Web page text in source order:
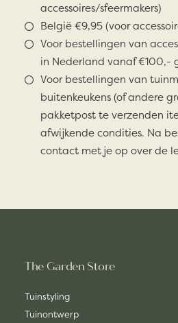
accessoires/sfeermakers)
België €9,95 (voor
Voor bestellingen van
in Nederland vanaf €100,-
Voor bestellingen van
buitenkeukens (of andere
pakketpost te verzenden
afwijkende condities. Na
contact met je op over de
The Garden Store
Tuinstyling
Tuinontwerp